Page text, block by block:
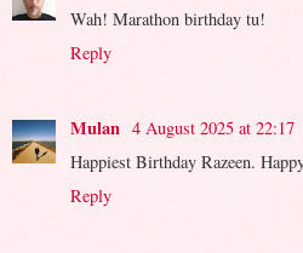
Wah! Marathon birthday tu!
Reply
Mulan 4 August 2025 at 22:17
Happiest Birthday Razeen.
Reply